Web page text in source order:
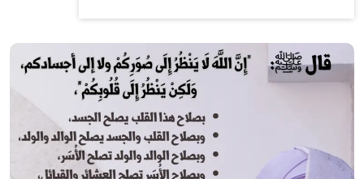
الصورة